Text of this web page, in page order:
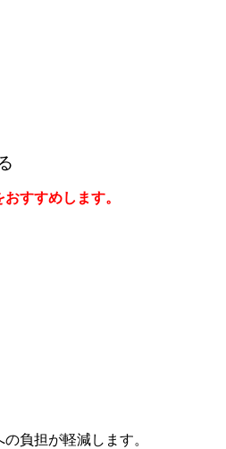
すすめします。
負担が軽減します。